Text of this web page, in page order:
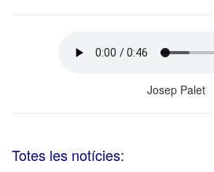
Josep Palet
Totes les notícies: